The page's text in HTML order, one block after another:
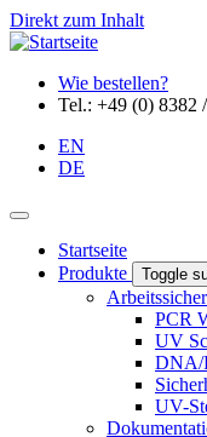
Direkt zum Inhalt
Wie bestellen?
Tel.: +49 (0) 8382
EN
DE
Startseite
Produkte
Toggle
PCR
UV
DNA/
UV-